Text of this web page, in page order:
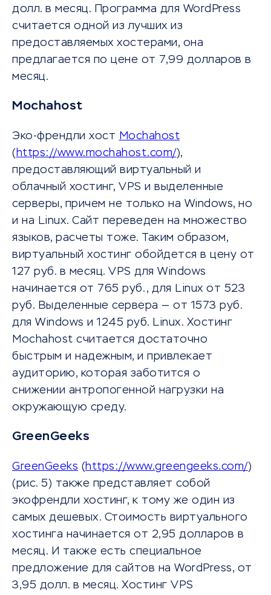
долл. в месяц. Программа для WordPress
считается одной из лучших из
предоставляемых хостерами, она
предлагается по цене от 7,99 долларов в
месяц.
Mochahost
Эко-френдли хост Mochahost
( https://www.mochahost.com/),
предоставляющий виртуальный и
облачный хостинг, VPS и выделенные
серверы, причем не только на Windows, но
и на Linux. Сайт переведен на множество
языков, расчеты тоже. Таким образом,
виртуальный хостинг обойдется в цену от
127 руб. в месяц. VPS для Windows
начинается от 765 руб., для Linux от 523
руб. Выделенные сервера — от 1573 руб.
для Windows и 1245 руб. Linux. Хостинг
Mochahost считается достаточно
быстрым и надежным, и привлекает
аудиторию, которая заботится о
снижении антропогенной нагрузки на
окружающую среду.
GreenGeeks
GreenGeeks (https://www.greengeeks.com/)
(рис. 5) также представляет собой
экофрендли хостинг, к тому же один из
самых дешевых. Стоимость виртуального
хостинга начинается от 2,95 долларов в
месяц. И также есть специальное
предложение для сайтов на WordPress, от
3,95 долл. в месяц. Хостинг VPS